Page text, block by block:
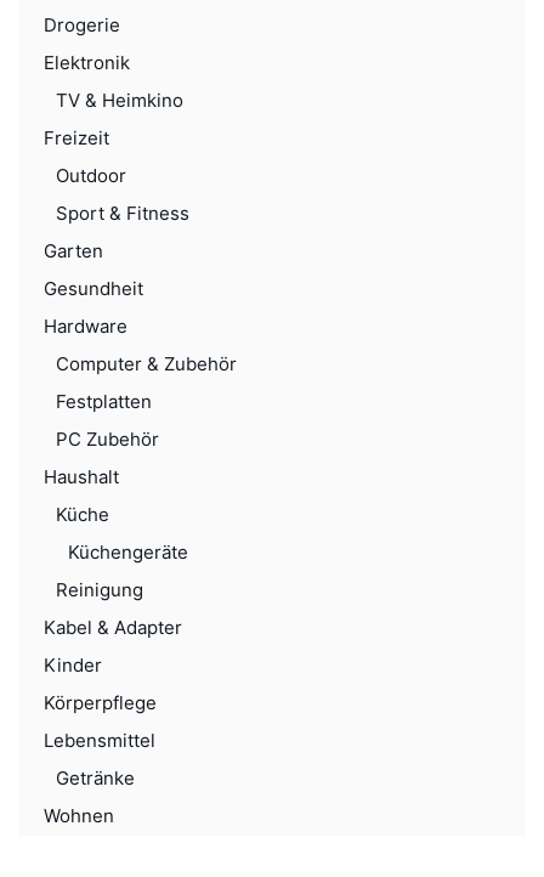
Drogerie
Elektronik
TV & Heimkino
Freizeit
Outdoor
Sport & Fitness
Garten
Gesundheit
Hardware
Computer & Zubehör
Festplatten
PC Zubehör
Haushalt
Küche
Küchengeräte
Reinigung
Kabel & Adapter
Kinder
Körperpflege
Lebensmittel
Getränke
Wohnen